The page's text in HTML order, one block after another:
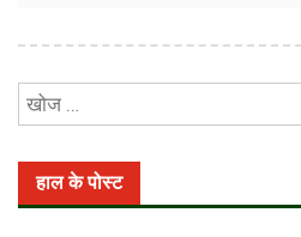
हाल के पोस्ट